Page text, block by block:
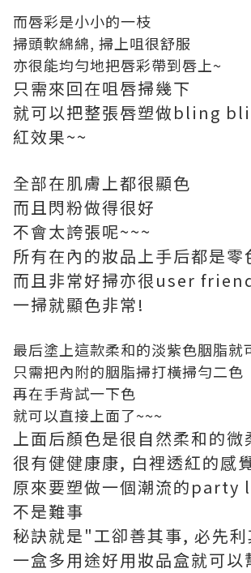
而唇彩是小小的一枝
掃頭軟綿綿, 掃上咀很舒服
亦很能均勻地把唇彩帶到唇上~
只需來回在咀唇掃幾下
就可以把整張唇塑做bling
紅效果~~
全部在肌膚上都很顯色
而且閃粉做得很好
不會太誇張呢~~~
所有在內的妝品上手后都是零
而且非常好掃亦很user
一掃就顯色非常!
最后塗上這款柔和的淡紫色胭脂就
只需把內附的胭脂掃打橫掃勻二色
再在手背試一下色
就可以直接上面了~~~
上面后顏色是很自然柔和的微
很有健健康康, 白裡透紅的感
原來要塑做一個潮流的party
不是難事
秘訣就是"工卻善其事, 必先
一盒多用途好用妝品盒就可